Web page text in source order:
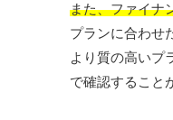
また、ファイナ
プランに合わせ
より質の高いプ
で確認すること